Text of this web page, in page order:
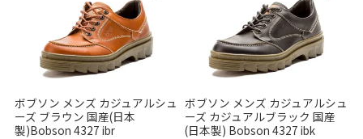
ボブソン メンズ カジュアルシュ
ーズ ブラウン 国産(日本
製)Bobson 4327 ibr
ボブソン メンズ カジュアルシュ
ーズ カジュアルブラック 国産
(日本製) Bobson 4327 ibk